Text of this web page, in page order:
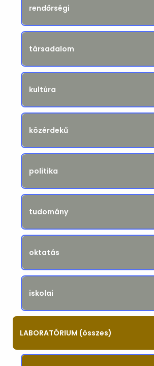
rendőrségi
társadalom
kultúra
közérdekű
politika
tudomány
oktatás
iskolai
LABORATÓRIUM (összes)